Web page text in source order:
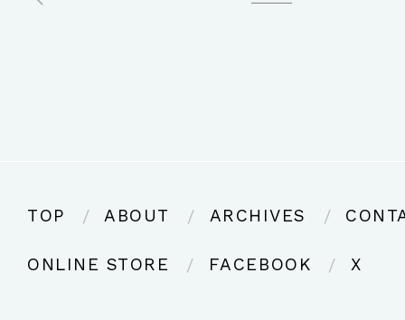
TOP ABOUT ARCHIVES
ONLINE STORE FACEBOOK X